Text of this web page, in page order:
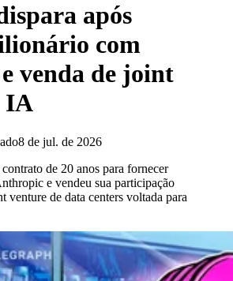
após
com
venda de joint
IA
8 de jul. de 2026
de 20 anos para fornecer
e vendeu sua participação
venture de data centers voltada para